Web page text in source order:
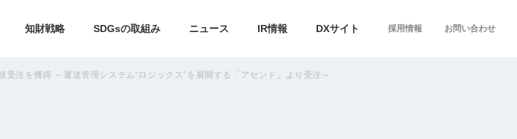
知財戦略 SDGsの取組み ニュース IR情報 DXサイト 採用情報 お問い合わせ
受注を獲得 ～運送管理システム“ロジックス”を展開する「アセンド」より受注～